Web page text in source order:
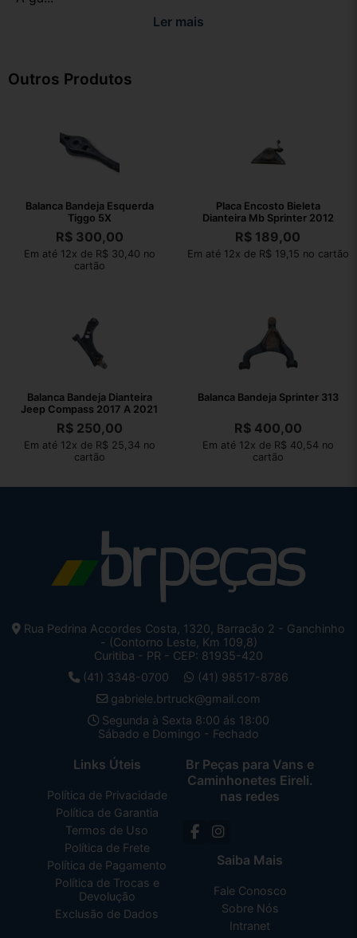
Ler mais
Outros Produtos
Balanca Bandeja Esquerda
Tiggo 5X
R$300,00
Em até 12x de R$ 30,40 no
cartão
Placa Encosto Bieleta
Dianteira Mb Sprinter 2012
R$ 189,00
Em até 12x de R$ 19,15 no cartão
Balanca Bandeja Dianteira
Jeep Compass 2017 A 2021
R$250,00
Em até 12x de R$ 25,34 no
cartão
Balanca Bandeja Sprinter 313
R$400,00
Em até 12x de R$ 40,54 no
cartão
Rua Pedrina Accordes Costa, 1320, Barracão 2 - Ganchinho
- (Contorno Leste, Km 109,8)
Curitiba - PR - CEP: 81935-420
(41) 3348-0700
(41) 98517-8786
gabriele.brtruck@gmail.com
Segunda à Sexta 8:00 ás 18:00
Sábado e Domingo - Fechado
Links Úteis
Política de Privacidade
Política de Garantia
Termos de Uso
Política de Frete
Política de Pagamento
Política de Trocas e
Devolução
Exclusão de Dados
Br Peças para Vans e
Caminhonetes Eireli.
nas redes
Saiba Mais
Fale Conosco
Sobre Nós
Intranet